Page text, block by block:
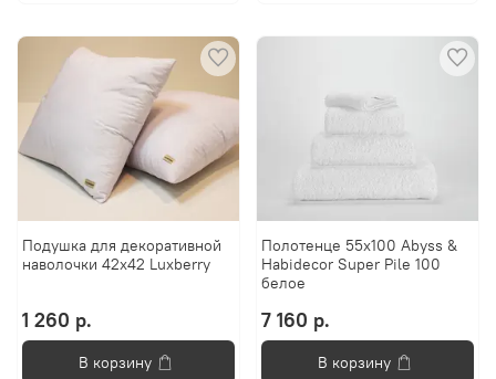
Подушка для декоративной
наволочки 42х42 Luxberry
1 260 р.
В корзину
Полотенце 55х100 Abyss &
Habidecor Super Pile 100
белое
7 160 р.
В корзину